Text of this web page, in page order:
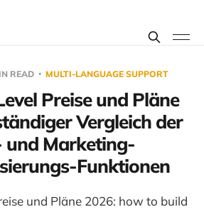
READ MULTI-LANGUAGE SUPPORT
Preise und Pläne
Vergleich der
und Marketing-
Funktionen
und Pläne 2026: how to build